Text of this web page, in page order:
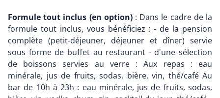
Formule tout inclus (en option): Dans le cadre de la
formule tout inclus, vous bénéficiez : - de la pension
complète (petit-déjeuner, déjeuner et dîner) servie
sous forme de buffet au restaurant - d'une sélection
de boissons servies au verre : Aux repas : eau
minérale, jus de fruits, sodas, bière, vin, thé/café Au
bar de 10h à 23h : eau minérale, jus de fruits, sodas,